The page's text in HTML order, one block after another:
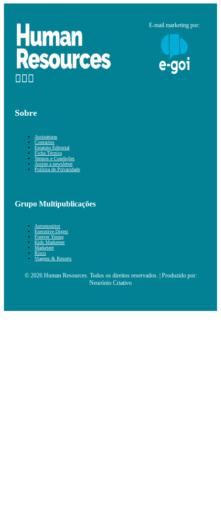
E-mail marketing por:
Sobre
Assinaturas
Contactos
Estatuto Editorial
Ficha Técnica
Termos e Condições
Assine a newsletter
Política de Privacidade
Grupo Multipublicações
Automonitor
Executive Digest
Forever Young
Kids Marketeer
Marketeer
Risco
Viagens & Resorts
© 2026 Human Resources. Todos os direitos reservados. | Produzido por:
Neurónio Criativo